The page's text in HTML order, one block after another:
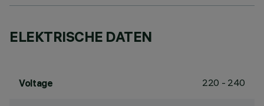
ELEKTRISCHE DATEN
Voltage 220 - 240